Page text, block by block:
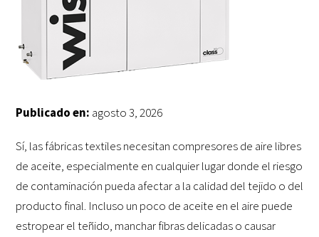
Publicado en: agosto 3, 2026
Sí, las fábricas textiles necesitan compresores de aire libres
de aceite, especialmente en cualquier lugar donde el riesgo
de contaminación pueda afectar a la calidad del tejido o del
producto final. Incluso un poco de aceite en el aire puede
estropear el teñido, manchar fibras delicadas o causar